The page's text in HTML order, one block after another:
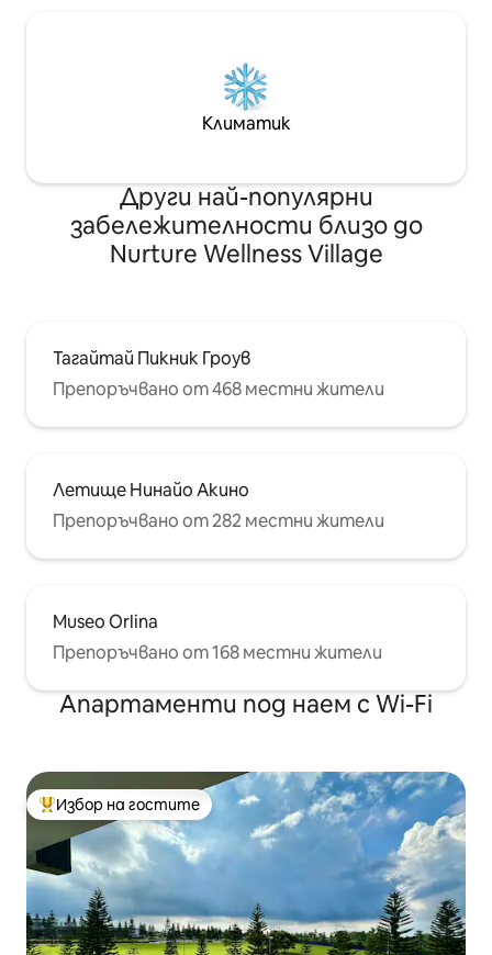
Климатик
Други най-популярни
забележителности близо до
Nurture Wellness Village
Тагайтай Пикник Гроув
Препоръчвано от 468 местни жители
Летище Нинайо Акино
Препоръчвано от 282 местни жители
Museo Orlina
Препоръчвано от 168 местни жители
Апартаменти под наем с Wi-Fi
Най-популярен избор на гостите
Избор на гостите